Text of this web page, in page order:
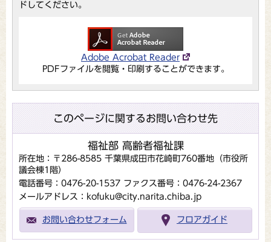
ドしてください。
Adobe Acrobat Reader
PDFファイルを閲覧・印刷することができます。
このページに関するお問い合わせ先
福祉部 高齢者福祉課
所在地：〒286-8585 千葉県成田市花崎町760番地（市役所
議会棟1階）
電話番号：0476-20-1537 ファクス番号：0476-24-2367
メールアドレス：kofuku@city.narita.chiba.jp
お問い合わせフォーム フロアガイド